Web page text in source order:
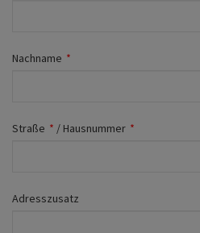
Nachname *
Straße * / Hausnummer *
Adresszusatz